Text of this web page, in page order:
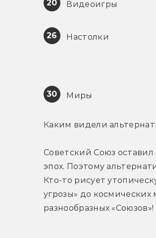
20 Видеоигры
26 Настолки
30 Миры
Каким видели
Советский Союз
эпох. Поэтому
Кто-то рисует
угрозы» до космических
разнообразных «Союзов»!